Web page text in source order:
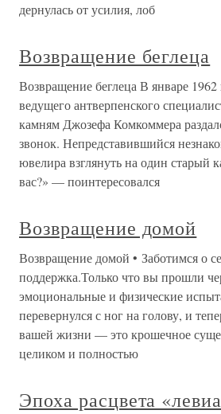
дернулась от усилия, лоб
Возвращение беглеца
Возвращение беглеца В январе 1962
ведущего антверпенского
камням Джозефа Комкоммера
звонок. Непредставившийся
ювелира взглянуть на один старый
вас?» — поинтересовался
Возвращение домой
Возвращение домой • Заботимся о
поддержка.Только что вы прошли
эмоциональные и физические
перевернулся с ног на голову, и
вашей жизни — это крошечное
целиком и полностью
Эпоха расцвета